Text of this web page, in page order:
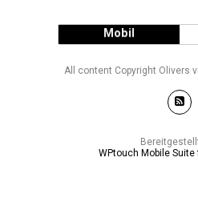
Mobil
All content Copyright Olivers
WPtouch Mobile Suite